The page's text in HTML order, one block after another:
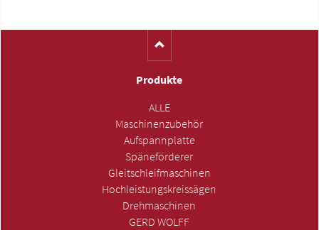
Produkte
ALLE
Maschinenzubehör
Aufspannplatte
Späneförderer
Gleitschleifmaschinen
Hochleistungskreissägen
Drehmaschinen
GERD WOLFF